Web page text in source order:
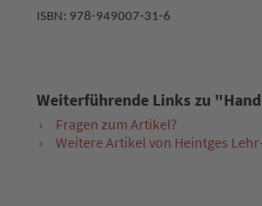
ISBN: 978-949007-31-6
Weiterführende Links zu
Fragen zum Artikel?
Weitere Artikel von Heintges